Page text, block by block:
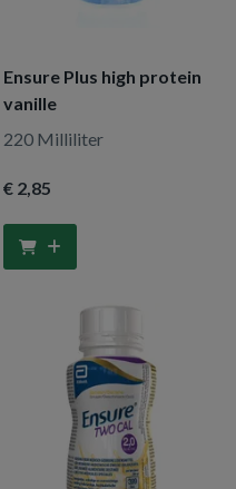
Ensure Plus high protein
vanille
220 Milliliter
€ 2,85